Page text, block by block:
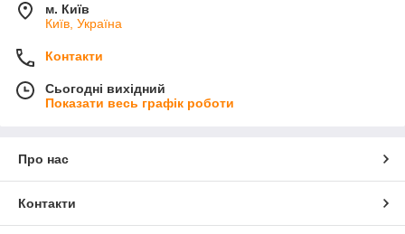
м. Київ
Київ, Україна
Контакти
Сьогодні вихідний
Показати весь графік роботи
Про нас
Контакти